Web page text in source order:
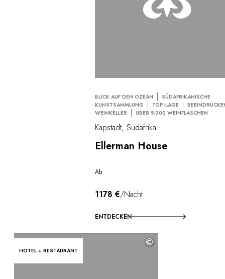
BLICK AUF DEN OZEAN
SÜDAFRIKANISCHE
KUNSTSAMMLUNG
TOP-LAGE
WEINKELLER
ÜBER 9.000 WEINFLASCHEN
Kapstadt, Südafrika
Ellerman House
Ab
1178 €/Nacht
ENTDECKEN
HOTEL + RESTAURANT
©